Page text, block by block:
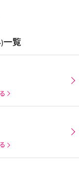
一覧